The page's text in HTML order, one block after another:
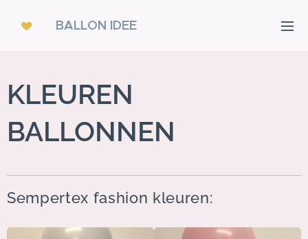
BALLON IDEE
KLEUREN
BALLONNEN
Sempertex fashion kleuren: